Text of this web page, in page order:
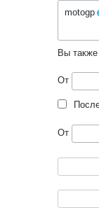
motogp
Вы
От
От